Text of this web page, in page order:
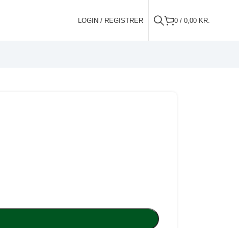
LOGIN / REGISTRER 0 / 0,00 KR.